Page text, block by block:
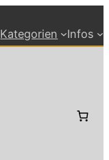
Kategorien
Infos